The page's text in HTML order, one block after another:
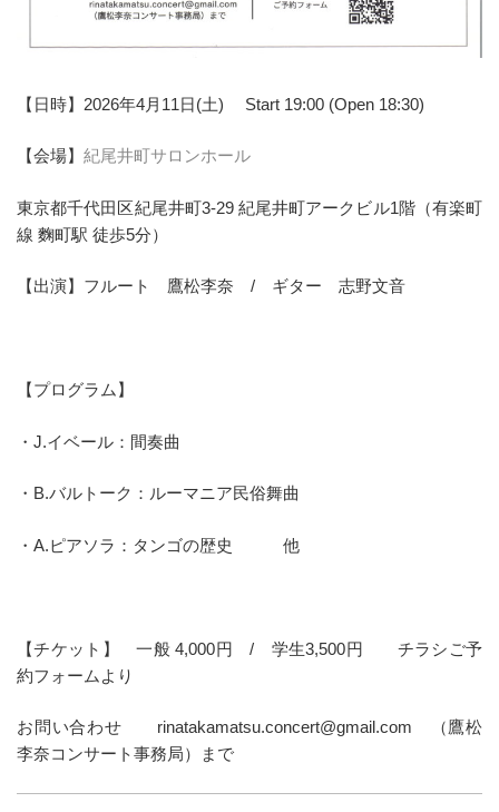
【日時】2026年4月11日(土) Start 19:00 (Open 18:30)
【会場】 紀尾井町サロンホール
東京都千代田区紀尾井町3-29 紀尾井町アークビル1階（有楽町
線 麴町駅 徒歩5分）
【出演】フルート 鷹松李奈 / ギター 志野文音
【プログラム】
・J.イベール：間奏曲
・B.バルトーク：ルーマニア民俗舞曲
・A.ピアソラ：タンゴの歴史 他
【チケット】 一般 4,000円 / 学生3,500円 チラシご予
約フォームより
お問い合わせ rinatakamatsu.concert@gmail.com （鷹松
李奈コンサート事務局）まで